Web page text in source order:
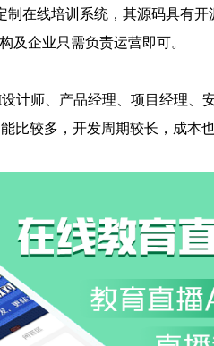
在线培训系统，其源码具有
及企业只需负责运营即可。
计师、产品经理、项目经理、
比较多，开发周期较长，成本